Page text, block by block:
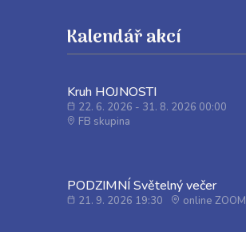
Kalendář akcí
Kruh HOJNOSTI
22. 6. 2026 - 31. 8. 2026 00:00
FB skupina
PODZIMNÍ Světelný večer
21. 9. 2026 19:30 online ZOOM